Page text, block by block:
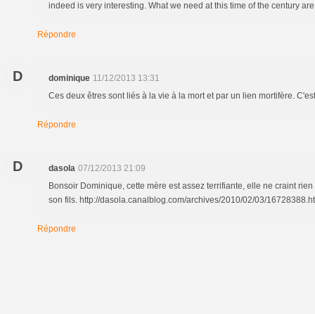
indeed is very interesting. What we need at this time of the century
Répondre
D dominique 11/12/2013 13:31
Ces deux êtres sont liés à la vie à la mort et par un lien mortifère.
Répondre
D dasola 07/12/2013 21:09
Bonsoir Dominique, cette mère est assez terrifiante, elle ne craint
son fils. http://dasola.canalblog.com/archives/2010/02/03/
Répondre